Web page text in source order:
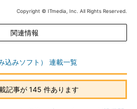
Copyright © ITmedia, Inc. All Rights Reserved.
関連情報
込みソフト） 連載一覧
記事が 145 件あります